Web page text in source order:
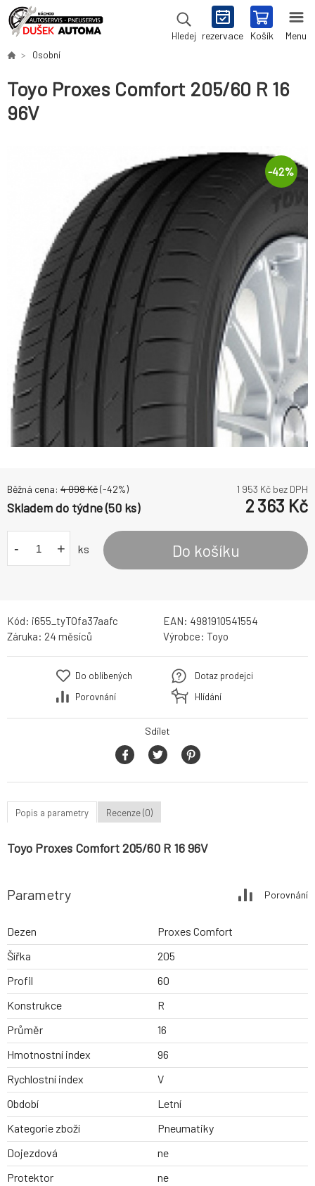
Hledej rezervace Košík Menu
Osobní
Toyo Proxes Comfort 205/60 R 16
96V
-42%
Běžná cena: 4 098Kč(-42%) 1 953 Kč bez DPH
Skladem do týdne (50 ks) 2 363 Kč
- + ks Do košíku
Kód: i655_tyTOfa37aafc EAN: 4981910541554
Záruka: 24 měsíců Výrobce: Toyo
Do oblíbených
Porovnání
Dotaz prodejci
Hlídání
Sdílet
Popis a parametry Recenze (0)
Toyo Proxes Comfort 205/60 R 16 96V
Parametry Porovnání
Dezen
Proxes Comfort
Šířka
205
Profil
60
Konstrukce
R
Průměr
16
Hmotnostní index
96
Rychlostní index
V
Období
Letní
Kategorie zboží
Pneumatiky
Dojezdová
ne
Protektor
ne